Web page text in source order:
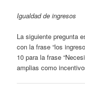
Igualdad de ingresos
La siguiente pregunta
con la frase “los
10 para la frase
amplias como